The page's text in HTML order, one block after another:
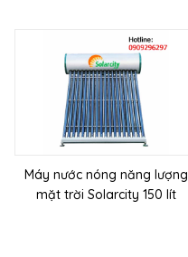
Máy nước nóng năng lượng
mặt trời Solarcity 150 lít